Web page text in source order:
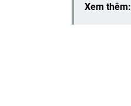
Xem thêm: